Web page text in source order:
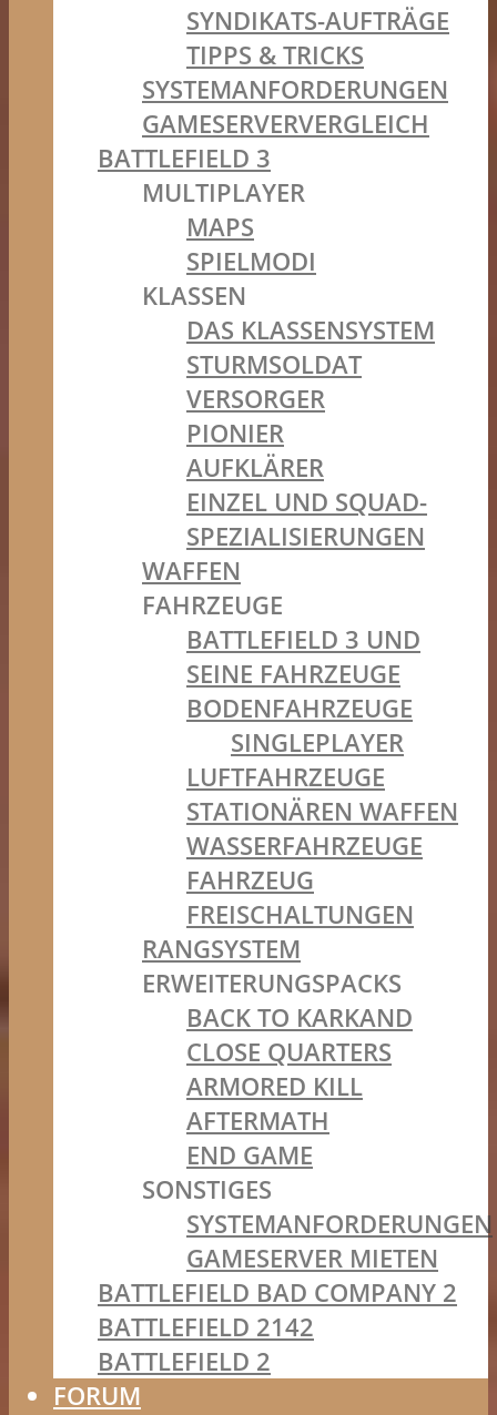
SYNDIKATS-AUFTRÄGE
TIPPS & TRICKS
SYSTEMANFORDERUNGEN
GAMESERVERVERGLEICH
BATTLEFIELD 3
MULTIPLAYER
MAPS
SPIELMODI
KLASSEN
DAS KLASSENSYSTEM
STURMSOLDAT
VERSORGER
PIONIER
AUFKLÄRER
EINZEL UND SQUAD-
SPEZIALISIERUNGEN
WAFFEN
FAHRZEUGE
BATTLEFIELD 3 UND
SEINE FAHRZEUGE
BODENFAHRZEUGE
SINGLEPLAYER
LUFTFAHRZEUGE
STATIONÄREN WAFFEN
WASSERFAHRZEUGE
FAHRZEUG
FREISCHALTUNGEN
RANGSYSTEM
ERWEITERUNGSPACKS
BACK TO KARKAND
CLOSE QUARTERS
ARMORED KILL
AFTERMATH
END GAME
SONSTIGES
SYSTEMANFORDERUNGEN
GAMESERVER MIETEN
BATTLEFIELD BAD COMPANY 2
BATTLEFIELD 2142
BATTLEFIELD 2
FORUM